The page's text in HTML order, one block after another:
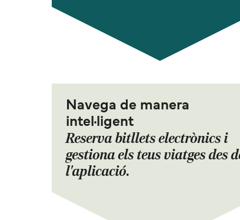
Navega de manera
intel·ligent
Reserva bitllets electrònics i
gestiona els teus viatges des
l'aplicació.